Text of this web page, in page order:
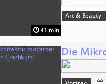
41 min
Art & Beauty
Die